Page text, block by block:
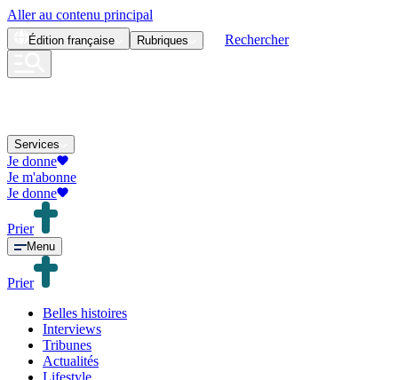
Aller au contenu principal
Édition française Rubriques Rechercher
Services
Je donne
Je m'abonne
Je donne
Prier
Menu
Prier
Belles histoires
Interviews
Tribunes
Actualités
Lifestyle